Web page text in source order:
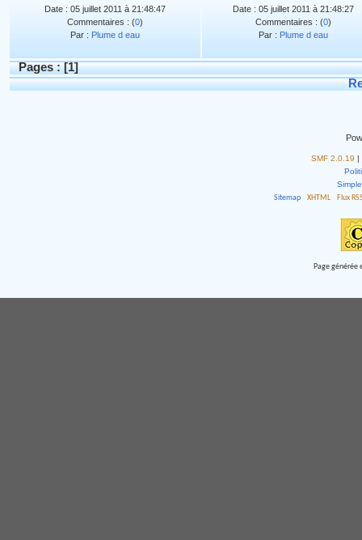
Date : 05 juillet 2011 à 21:48:47
Commentaires : (0)
Par : Plume d eau
Date : 05 juillet 2011 à 21:48:27
Commentaires : (0)
Par : Plume d eau
Pages : [1]
SMF 2.0.19 |
Sitemap
XHTML Flux
Page générée